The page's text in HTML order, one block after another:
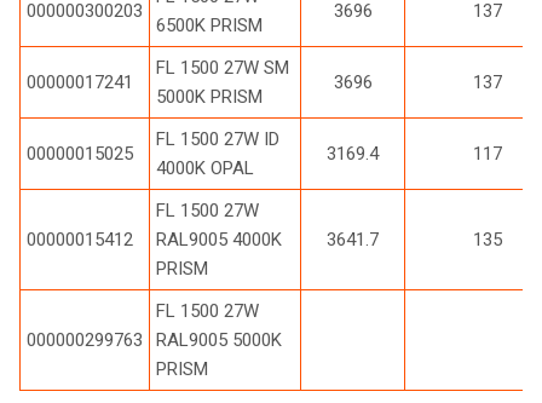
000000300203
6500K PRISM
3696 137
00000017241
FL 1500 27W SM
5000K PRISM
3696 137
00000015025
FL 1500 27W ID
4000K OPAL
3169.4 117
00000015412
FL 1500 27W
RAL9005 4000K
PRISM
3641.7 135
000000299763
FL 1500 27W
RAL9005 5000K
PRISM